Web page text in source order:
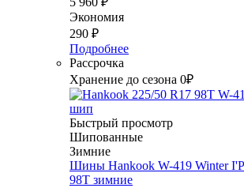
Экономия
290 ₽
Подробнее
Рассрочка
Хранение до сезона 0₽
Быстрый просмотр
Шипованные
Зимние
Шины Hankook W-419 Winter
98T зимние